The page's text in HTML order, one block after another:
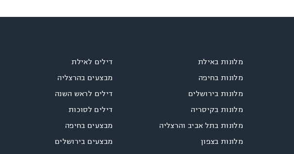
מלונות באילת
מלונות בחיפה
מלונות בירושלים
מלונות בקיסריה
מלונות בתל אביב והרצליה
מלונות בצפון
דילים לאילת
מבצעים בהרצליה
דילים לראש השנה
דילים לסוכות
מבצעים בחיפה
מבצעים בירושלים